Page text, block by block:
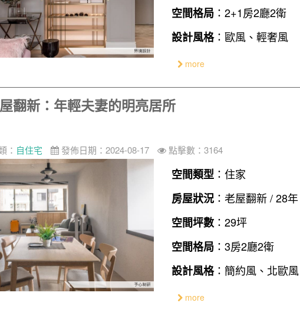
空間格局 ：2+1房2廳2衛
設計風格：歐風、輕奢風
more
翻新：年輕夫妻的明亮居所
： 自住宅 發佈日期：2024-08-17 點擊數：3164
空間類型 ：住家
房屋狀況 ：老屋翻新 / 28年
空間坪數 ：29坪
空間格局 ：3房2廳2衛
設計風格：簡約風、北歐風
more